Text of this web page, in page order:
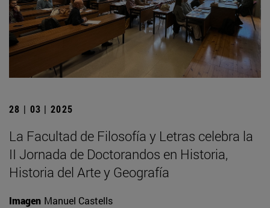
28 | 03 | 2025
La Facultad de Filosofía y Letras celebra la
II Jornada de Doctorandos en Historia,
Historia del Arte y Geografía
Imagen Manuel Castells